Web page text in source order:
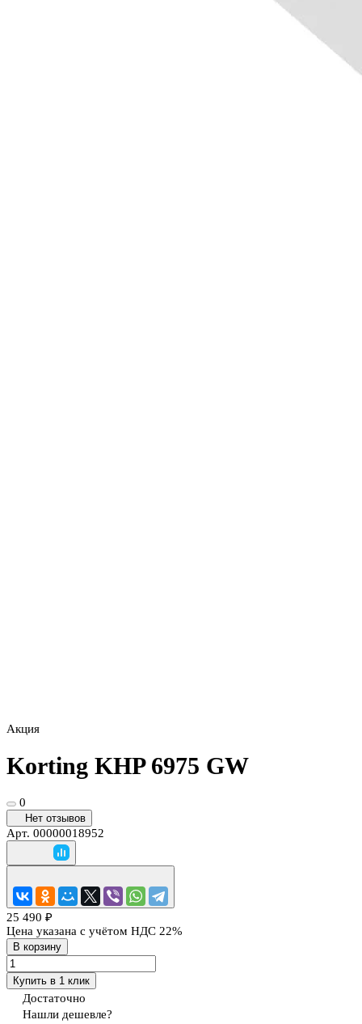
Акция
Korting KHP 6975 GW
0
Нет отзывов
Арт. 00000018952
25 490 ₽
Цена указана с учётом НДС 22%
В корзину
Купить в 1 клик
Достаточно
Нашли дешевле?